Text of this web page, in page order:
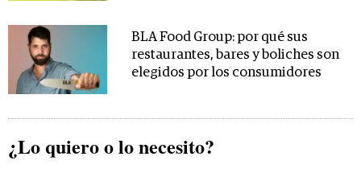
BLA Food Group: por qué sus
restaurantes, bares y boliches son
elegidos por los consumidores
¿Lo quiero o lo necesito?